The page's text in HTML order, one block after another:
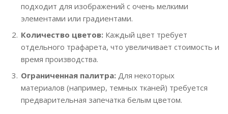
подходит для изображений с очень мелкими
элементами или градиентами.
Количество цветов: Каждый цвет требует
отдельного трафарета, что увеличивает стоимость и
время производства.
Ограниченная палитра: Для некоторых
материалов (например, темных тканей) требуется
предварительная запечатка белым цветом.